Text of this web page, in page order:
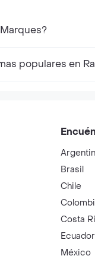
populares en
Brasil
Chile
Costa
Ecuador
México